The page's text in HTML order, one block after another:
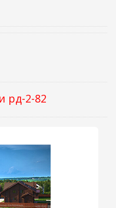
рд-2-82